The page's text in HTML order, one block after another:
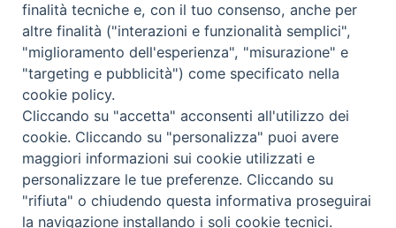
Copyright © 2019 - Tutti i diritti riservati - Vita
Trentina Editrice
Privacy Policy
Torna
finalità tecniche e, con il tuo consenso, anche per
altre finalità ("interazioni e funzionalità semplici",
"miglioramento dell'esperienza", "misurazione" e
"targeting e pubblicità") come specificato nella
cookie policy.
Cliccando su "accetta" acconsenti all'utilizzo dei
cookie. Cliccando su "personalizza" puoi avere
maggiori informazioni sui cookie utilizzati e
personalizzare le tue preferenze. Cliccando su
"rifiuta" o chiudendo questa informativa proseguirai
la navigazione installando i soli cookie tecnici.